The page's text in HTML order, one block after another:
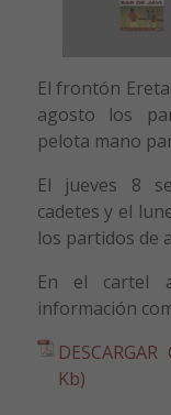
El frontón
agosto los
pelota mano
El jueves 8
cadetes y el
los partidos de
En el cartel
información
Kb)